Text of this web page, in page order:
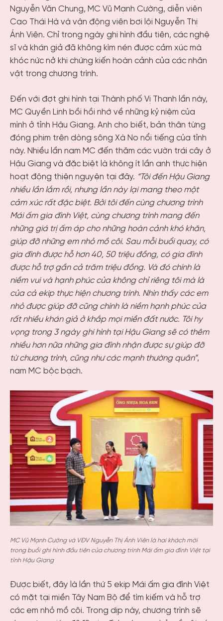
Nguyễn Văn Chung, MC Vũ Mạnh Cường, diễn viên
Cao Thái Hà và vận động viên bơi lội Nguyễn Thị
Ánh Viên. Chỉ trong ngày ghi hình đầu tiên, các nghệ
sĩ và khán giả đã không kìm nén được cảm xúc mà
khóc nức nở khi chứng kiến hoàn cảnh của các nhân
vật trong chương trình.
Đến với đợt ghi hình tại Thành phố Vị Thanh lần này,
MC Quyền Linh bồi hồi nhớ về những kỷ niệm của
mình ở tỉnh Hậu Giang. Anh cho biết, bản thân từng
đóng phim trên dòng sông Xà No nổi tiếng của tỉnh
này. Nhiều lần nam MC đến thăm các vườn trái cây ở
Hậu Giang và đặc biệt là không ít lần anh thực hiện
hoạt động thiện nguyện tại đây. “Tôi đến Hậu Giang
nhiều lần lắm rồi, nhưng lần này lại mang theo một
cảm xúc rất đặc biệt. Bởi tôi đến cùng chương trình
Mái ấm gia đình Việt, cùng chương trình mang đến
những giá trị ấm áp cho những hoàn cảnh khó khăn,
giúp đỡ những em nhỏ mồ côi. Sau mỗi buổi quay, có
gia đình được hỗ hơn 40, 50 triệu đồng, có gia đình
được hỗ trợ gần cả trăm triệu đồng. Và đó chính là
niềm vui và hạnh phúc của không chỉ riêng tôi mà là
của cả ekip thực hiện chương trình. Nhìn thấy các em
nhỏ được giúp đỡ cũng chính là niềm hạnh phúc của
rất nhiều khán giả ở khắp mọi miền đất nước. Tôi hy
vọng trong 3 ngày ghi hình tại Hậu Giang sẽ có thêm
nhiều hơn nữa những gia đình nhận được sự giúp đỡ
từ chương trình, cũng như các mạnh thường quân”,
nam MC bộc bạch.
MC Vũ Mạnh Cường và VĐV Nguyễn Thị Ánh Viên là hai khách mời
trong buổi ghi hình đầu tiên của chương trình Mái ấm gia đình Việt tại
tỉnh Hậu Giang
Được biết, đây là lần thứ 5 ekip Mái ấm gia đình Việt
có mặt tại miền Tây Nam Bộ để tìm kiếm và hỗ trợ
các em nhỏ mồ côi. Trong dịp này, chương trình sẽ